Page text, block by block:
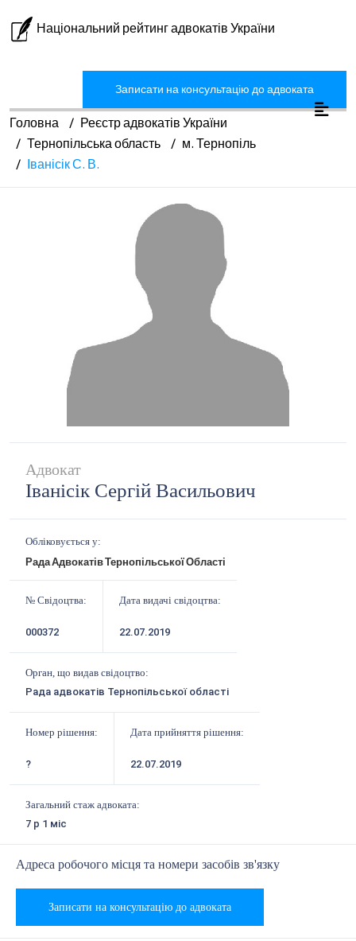
Національний рейтинг адвокатів України
Записати на консультацію до адвоката
Головна
Реєстр адвокатів України
Тернопільська область
м. Тернопіль
Іванісік С. В.
Адвокат
Іванісік Сергій Васильович
Обліковується у:
Рада Адвокатів Тернопільської Області
№ Свідоцтва:
000372
Дата видачі свідоцтва:
22.07.2019
Орган, що видав свідоцтво:
Рада адвокатів Тернопільської області
Номер рішення:
?
Дата прийняття рішення:
22.07.2019
Загальний стаж адвоката:
7 р 1 міс
Адреса робочого місця та номери засобів зв'язку
Записати на консультацію до адвоката